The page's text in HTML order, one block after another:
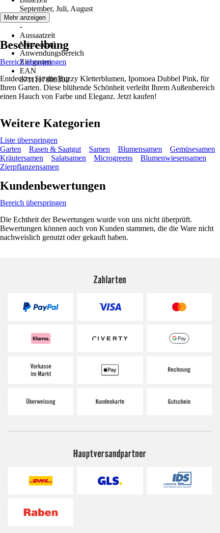
September, Juli, August
Erntezeit
-
Aussaatzeit
März, April
Anwendungsbereich
Ziergarten
EAN
8711117809302
Mehr anzeigen
Beschreibung
Bereich überspringen
Entdecken Sie die Buzzy Kletterblumen, Ipomoea Dubbel Pink, für
Ihren Garten. Diese blühende Schönheit verleiht Ihrem Außenbereich
einen Hauch von Farbe und Eleganz. Jetzt kaufen!
Weitere Kategorien
Liste überspringen
Garten
Rasen & Saatgut Samen Blumensamen
Gemüsesamen
Kräutersamen
Salatsamen Microgreens
Blumenwiesensamen
Zierpflanzensamen
Kundenbewertungen
Bereich überspringen
Die Echtheit der Bewertungen wurde von uns nicht überprüft.
Bewertungen können auch von Kunden stammen, die die Ware nicht
nachweislich genutzt oder gekauft haben.
Zahlarten
Hauptversandpartner